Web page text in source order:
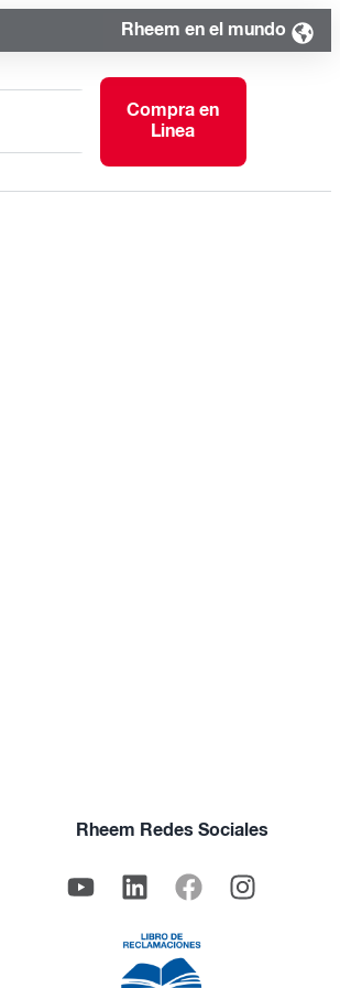
Rheem en el mundo
Compra en
Linea
Rheem Redes Sociales